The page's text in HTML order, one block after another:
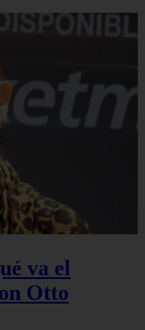
va el
Otto